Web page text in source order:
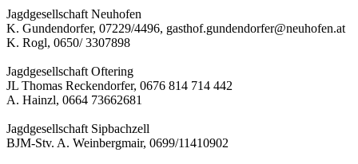
Jagdgesellschaft Neuhofen
K. Gundendorfer, 07229/4496, gasthof.gundendorfer@neuhofen.at
K. Rogl, 0650/ 3307898
Jagdgesellschaft Oftering
JL Thomas Reckendorfer, 0676 814 714 442
A. Hainzl, 0664 73662681
Jagdgesellschaft Sipbachzell
BJM-Stv. A. Weinbergmair, 0699/11410902